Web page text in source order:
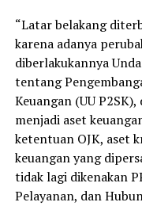
“Latar belakang
karena adanya
diberlakukannya
tentang
Keuangan (UU
menjadi aset
ketentuan OJK, aset
keuangan yang
tidak lagi dikenakan
Pelayanan, dan